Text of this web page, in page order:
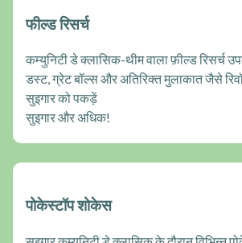
फील्ड रिसर्च
कम्युनिटी डे क्लासिक-थीम वाला फ़ील्ड रिसर्च
डस्ट, ग्रेट बॉल्स और अतिरिक्त मुलाकात जैसे
सुइगार को पकड़ें
सुइगार और अधिक!
पोकेस्टॉप शोकेस